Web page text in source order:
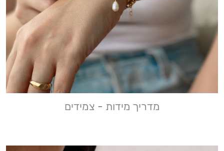
מדריך מידות - צמידים